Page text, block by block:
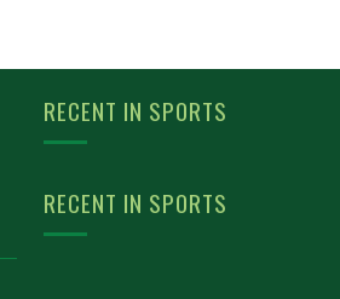
RECENT IN SPORTS
RECENT IN SPORTS